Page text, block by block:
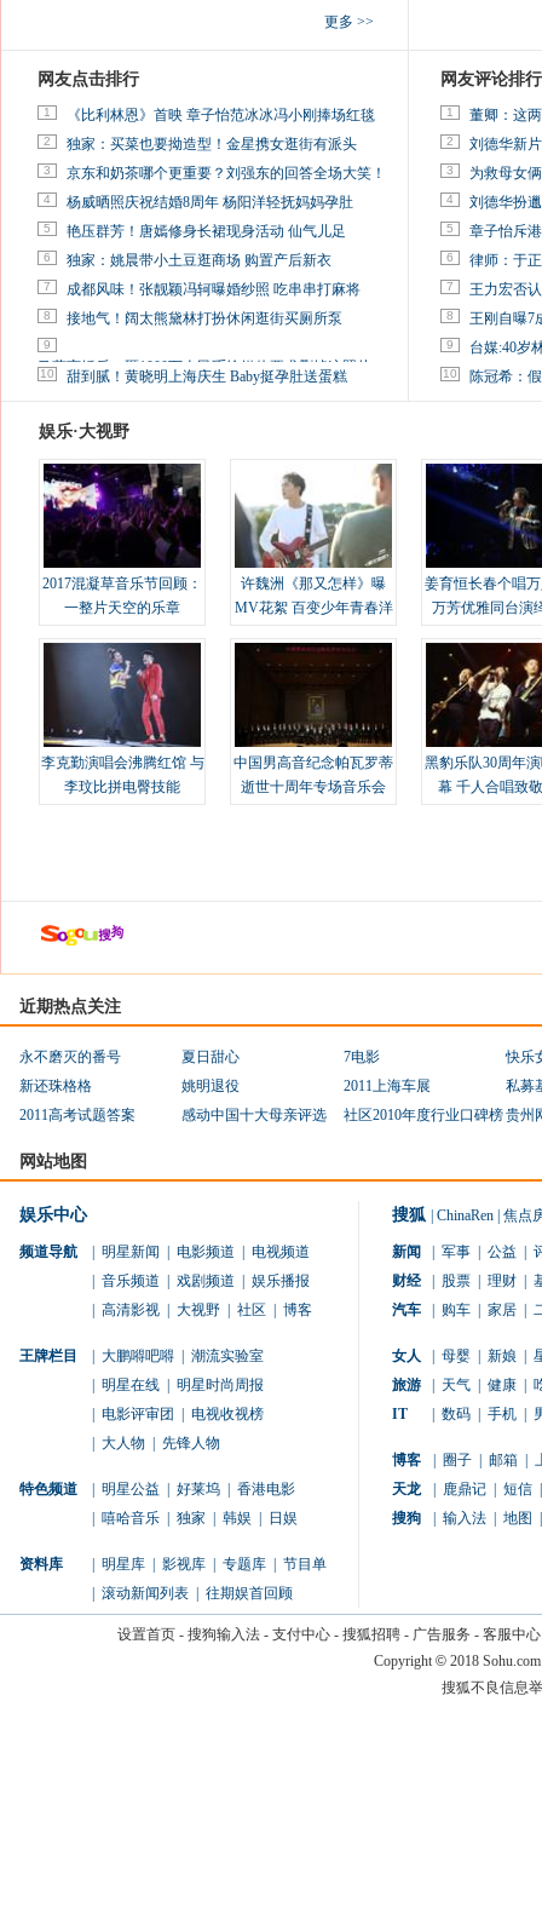
更多 >>
网友点击排行
1 《比利林恩》首映 章子怡范冰冰冯小刚捧场红毯
2 独家：买菜也要拗造型！金星携女逛街有派头
3 京东和奶茶哪个更重要？刘强东的回答全场大笑！
4 杨威晒照庆祝结婚8周年 杨阳洋轻抚妈妈孕肚
5 艳压群芳！唐嫣修身长裙现身活动 仙气儿足
6 独家：姚晨带小土豆逛商场 购置产后新衣
7 成都风味！张靓颖冯轲曝婚纱照 吃串串打麻将
8 接地气！阔太熊黛林打扮休闲逛街买厕所泵
9
马蓉离婚后，砸1000万人民币给媒体要求删掉这照片
10 甜到腻！黄晓明上海庆生 Baby挺孕肚送蛋糕
网友评论排行
1 董卿：这
2 刘德华新
3 为救母女
4 刘德华扮
5 章子怡斥
6 律师：于
7 王力宏否
8 王刚自曝7
9 台媒:40岁
10 陈冠希：
娱乐·大视野
2017混凝草音乐节回顾：
一整片天空的乐章
许魏洲《那又怎样》曝
MV花絮 百变少年青春洋
姜育恒长春个唱
万芳优雅同台演
李克勤演唱会沸腾红馆 与
李玟比拼电臀技能
中国男高音纪念帕瓦罗蒂
逝世十周年专场音乐会
黑豹乐队30周年
幕 千人合唱致
近期热点关注
永不磨灭的番号 夏日甜心 7电影
快乐
新还珠格格
姚明退役 2011上海车展
私募
2011高考试题答案
感动中国十大母亲评选 社区2010年度行业口碑榜贵州
网站地图
娱乐中心
频道导航 明星新闻 电影频道
电视频道
音乐频道 戏剧频道
娱乐播报
高清影视 大视野 社区 博客
王牌栏目 大鹏嘚吧嘚
潮流实验室
明星在线
明星时尚周报
电影评审团
电视收视榜
大人物 先锋人物
特色频道 明星公益 好莱坞
香港电影
嘻哈音乐 独家 韩娱 日娱
资料库 明星库 影视库 专题库
节目单
滚动新闻列表 往期娱首回顾
搜狐 ChinaRen 焦点
新闻 军事 公益
财经
股票 理财
汽车
购车 家居
女人 母婴 新娘
旅游
天气 健康
IT
数码 手机
博客 圈子 邮箱
天龙
鹿鼎记 短信
搜狗
输入法 地图
设置首页- 搜狗输入法- 支付中心- 搜狐招聘- 广告服务 - 客服中心
Copyright © 2018
搜狐不良信息